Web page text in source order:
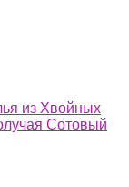
из Хвойных
Сотовый